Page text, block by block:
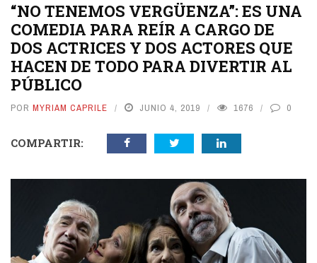
“NO TENEMOS VERGÜENZA”: ES UNA
COMEDIA PARA REÍR A CARGO DE
DOS ACTRICES Y DOS ACTORES QUE
HACEN DE TODO PARA DIVERTIR AL
PÚBLICO
POR MYRIAM CAPRILE JUNIO 4, 2019 1676 0
COMPARTIR: